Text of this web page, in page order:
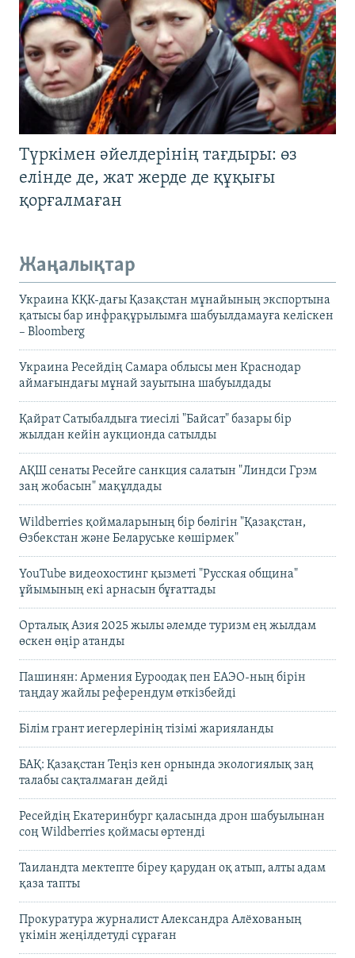
Түркімен әйелдерінің тағдыры: өз
елінде де, жат жерде де құқығы
қорғалмаған
Жаңалықтар
Украина КҚК-дағы Қазақстан мұнайының экспортына
қатысы бар инфрақұрылымға шабуылдамауға келіскен
– Bloomberg
Украина Ресейдің Самара облысы мен Краснодар
аймағындағы мұнай зауытына шабуылдады
Қайрат Сатыбалдыға тиесілі "Байсат" базары бір
жылдан кейін аукционда сатылды
АҚШ сенаты Ресейге санкция салатын "Линдси Грэм
заң жобасын" мақұлдады
Wildberries қоймаларының бір бөлігін "Қазақстан,
Өзбекстан және Беларуське көшірмек"
YouTube видеохостинг қызметі "Русская община"
ұйымының екі арнасын бұғаттады
Орталық Азия 2025 жылы әлемде туризм ең жылдам
өскен өңір атанды
Пашинян: Армения Еуроодақ пен ЕАЭО-ның бірін
таңдау жайлы референдум өткізбейді
Білім грант иегерлерінің тізімі жарияланды
БАҚ: Қазақстан Теңіз кен орнында экологиялық заң
талабы сақталмаған дейді
Ресейдің Екатеринбург қаласында дрон шабуылынан
соң Wildberries қоймасы өртенді
Таиландта мектепте біреу қарудан оқ атып, алты адам
қаза тапты
Прокуратура журналист Александра Алёхованың
үкімін жеңілдетуді сұраған